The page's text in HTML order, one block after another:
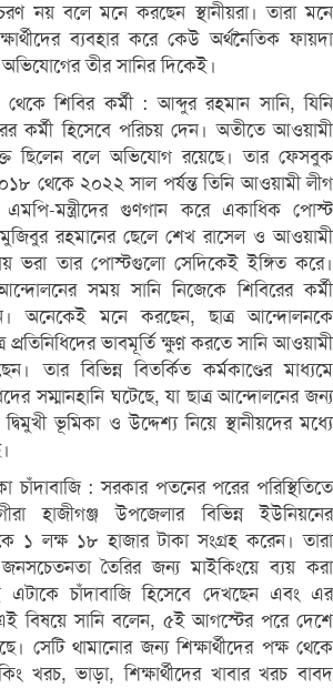
নয় বলে মনে করছেন স্থানীয়রা। তারা মনে
ব্যবহার করে কেউ অর্থনৈতিক ফায়দা
তীর সানির দিকেই।
শিবির কর্মী : আব্দুর রহমান সানি, যিনি
কর্মী হিসেবে পরিচয় দেন। অতীতে আওয়ামী
ছিলেন বলে অভিযোগ রয়েছে। তার ফেসবুক
থেকে ২০২২ সাল পর্যন্ত তিনি আওয়ামী লীগ
মন্ত্রীদের গুণগান করে একাধিক পোস্ট
মুজিবুর রহমানের ছেলে শেখ রাসেল ও আওয়ামী
ভরা তার পোস্টগুলো সেদিকেই ইঙ্গিত করে।
সময় সানি নিজেকে শিবিরের কর্মী
অনেকেই মনে করছেন, ছাত্র আন্দোলনকে
ভাবমূর্তি ক্ষুণ্ন করতে সানি আওয়ামী
তার বিভিন্ন বিতর্কিত কর্মকাণ্ডের মাধ্যমে
সম্মানহানি ঘটেছে, যা ছাত্র আন্দোলনের জন্য
ভূমিকা ও উদ্দেশ্য নিয়ে স্থানীয়দের মধ্যে
: সরকার পতনের পরের পরিস্থিতিতে
হাজীগঞ্জ উপজেলার বিভিন্ন ইউনিয়নের
১ লক্ষ ১৮ হাজার টাকা সংগ্রহ করেন। তারা
তৈরির জন্য মাইকিংয়ে ব্যয় করা
চাঁদাবাজি হিসেবে দেখছেন এবং এর
এই বিষয়ে সানি বলেন, ৫ই আগস্টের পরে দেশে
সেটি থামানোর জন্য শিক্ষার্থীদের পক্ষ থেকে
খরচ, ভাড়া, শিক্ষার্থীদের খাবার খরচ বাবদ